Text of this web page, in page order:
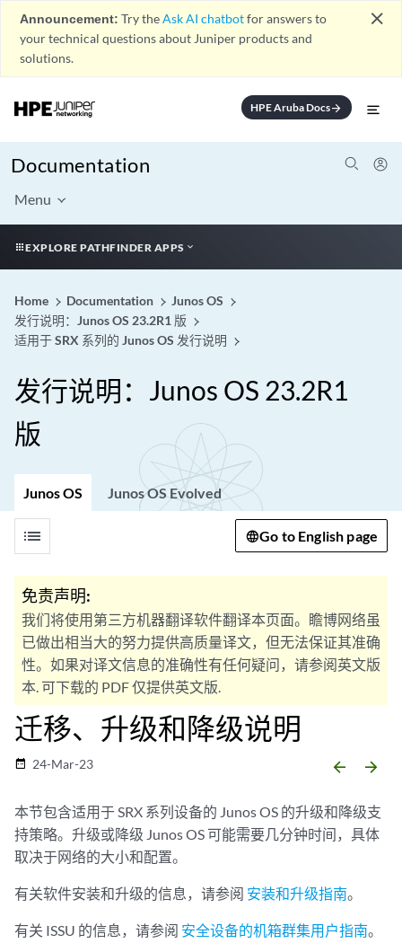
Announcement: Try theAsk AI chatbotfor answers to
your technical questions about Juniper products and
solutions.
close
HPE Aruba Docsarrow_forward
Documentation
Menu
EXPLORE PATHFINDER APPS
Home Documentation
Junos OS
发行说明：Junos OS 23.2R1 版
适用于 SRX 系列的 Junos OS 发行说明
发行说明：Junos OS 23.2R1
版
Junos OS Junos OS Evolved
list Go to English page
免责声明:
我们将使用第三方机器翻译软件翻译本页面。瞻博网络虽
已做出相当大的努力提供高质量译文，但无法保证其准确
性。如果对译文信息的准确性有任何疑问，请参阅英文版
本. 可下载的 PDF 仅提供英文版.
迁移、升级和降级说明
date_range 24-Mar-23 arrow_backward arrow_forward
本节包含适用于 SRX 系列设备的 Junos OS 的升级和降级支
持策略。升级或降级 Junos OS 可能需要几分钟时间，具体
取决于网络的大小和配置。
有关软件安装和升级的信息，请参阅 安装和升级指南。
有关 ISSU 的信息，请参阅 安全设备的机箱群集用户指南。